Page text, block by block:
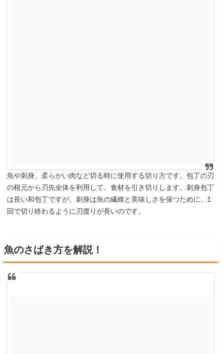
魚や刺身、柔らかい肉など切る時に使用する切り方です。包丁の刃
の根元から刃先全体を利用して、食材を引き切りします。刺身包丁
は長い和包丁ですが、刺身は魚の繊維と美味しさを保つために、1
回で切り終わるように刃渡りが長いのです。
魚のさばき方を解説！